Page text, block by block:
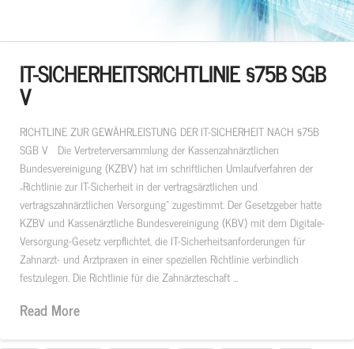
IT-SICHERHEITSRICHTLINIE §75B SGB
V
RICHTLINE ZUR GEWÄHRLEISTUNG DER IT-SICHERHEIT NACH §75B
SGB V Die Vertreterversammlung der Kassenzahnärztlichen
Bundesvereinigung (KZBV) hat im schriftlichen Umlaufverfahren der
„Richtlinie zur IT-Sicherheit in der vertragsärztlichen und
vertragszahnärztlichen Versorgung“ zugestimmt. Der Gesetzgeber hatte
KZBV und Kassenärztliche Bundesvereinigung (KBV) mit dem Digitale-
Versorgung-Gesetz verpflichtet, die IT-Sicherheitsanforderungen für
Zahnarzt- und Arztpraxen in einer speziellen Richtlinie verbindlich
festzulegen. Die Richtlinie für die Zahnärzteschaft …
Read More